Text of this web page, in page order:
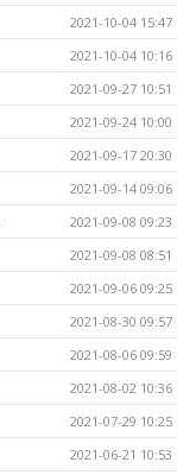
2021-10-04 15:47
2021-10-04 10:16
2021-09-27 10:51
2021-09-24 10:00
2021-09-17 20:30
2021-09-14 09:06
2021-09-08 09:23
2021-09-08 08:51
2021-09-06 09:25
2021-08-30 09:57
2021-08-06 09:59
2021-08-02 10:36
2021-07-29 10:25
2021-06-21 10:53